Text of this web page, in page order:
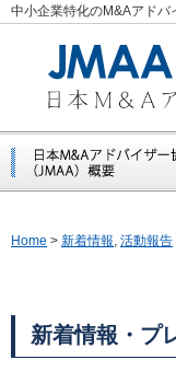
中小企業特化のM&Aアド
Home > 新着情報, 活動報告
新着情報・プ